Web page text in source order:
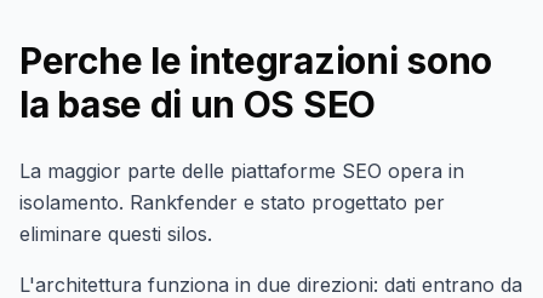
Perche le integrazioni sono
la base di un OS SEO
La maggior parte delle piattaforme SEO opera in
isolamento. Rankfender e stato progettato per
eliminare questi silos.
L'architettura funziona in due direzioni: dati entrano da